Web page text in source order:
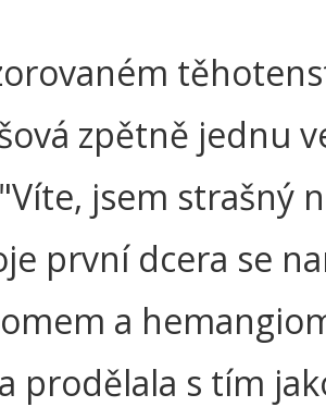
zpětně jednu
jsem strašný
první dcera se
a
prodělala s tím